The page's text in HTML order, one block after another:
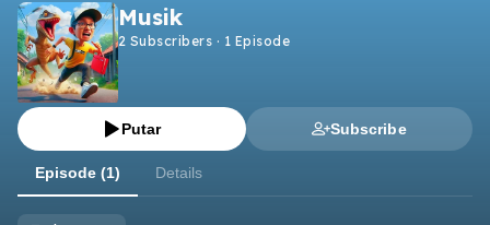
Musik
2 Subscribers · 1 Episode
Putar Subscribe
Episode (1) Details